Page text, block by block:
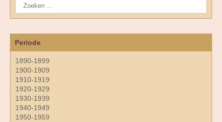
Periode
1890-1899
1900-1909
1910-1919
1920-1929
1930-1939
1940-1949
1950-1959